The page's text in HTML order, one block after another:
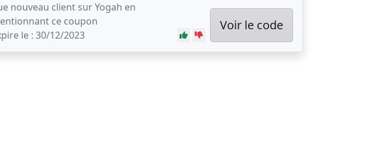
nouveau client sur Yogah en
ce coupon
le : 30/12/2023
Voir le code